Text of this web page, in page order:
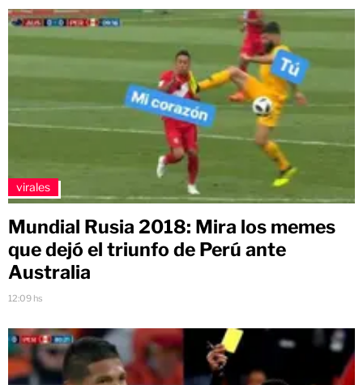
virales
Mundial Rusia 2018: Mira los memes
que dejó el triunfo de Perú ante
Australia
12:09 hs